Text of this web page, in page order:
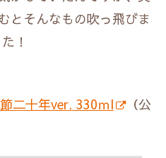
とそんなもの吹っ飛びま
！
二十年ver. 330ｍl
（公